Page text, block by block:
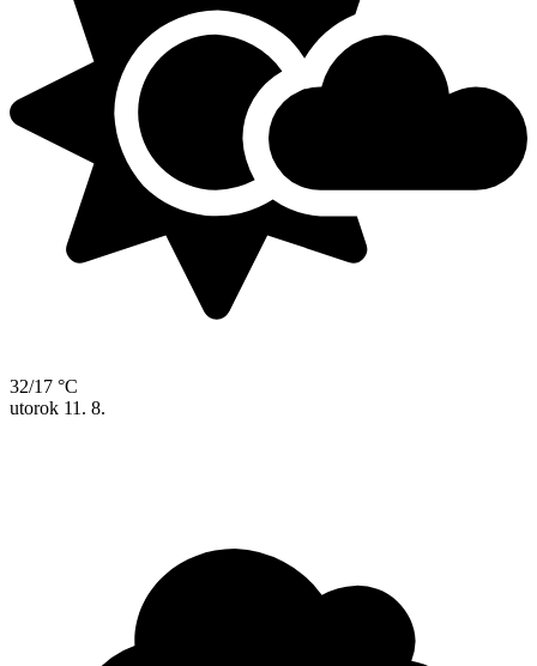
32/17 °C
utorok 11. 8.